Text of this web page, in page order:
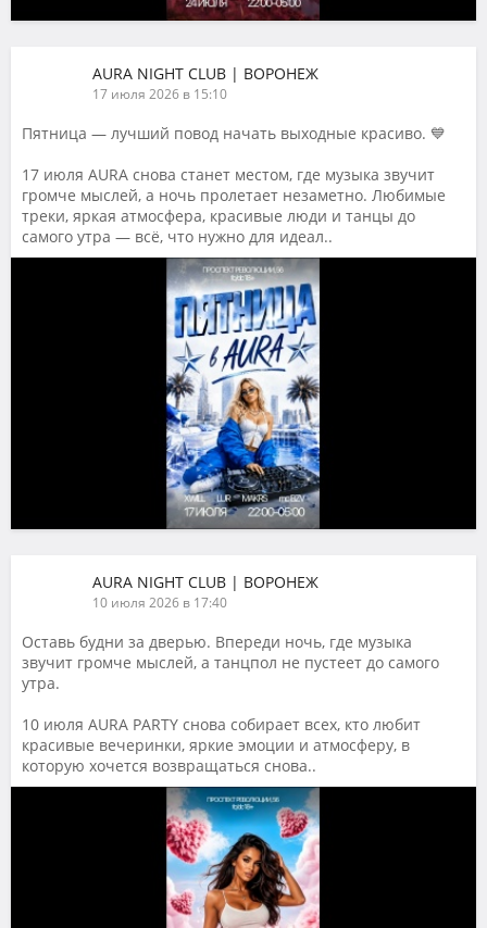
AURA NIGHT CLUB | ВОРОНЕЖ
17 июля 2026 в 15:10
Пятница — лучший повод начать выходные красиво. 💙
17 июля AURA снова станет местом, где музыка звучит
громче мыслей, а ночь пролетает незаметно. Любимые
треки, яркая атмосфера, красивые люди и танцы до
самого утра — всё, что нужно для идеал..
AURA NIGHT CLUB | ВОРОНЕЖ
10 июля 2026 в 17:40
Оставь будни за дверью. Впереди ночь, где музыка
звучит громче мыслей, а танцпол не пустеет до самого
утра.
10 июля AURA PARTY снова собирает всех, кто любит
красивые вечеринки, яркие эмоции и атмосферу, в
которую хочется возвращаться снова..